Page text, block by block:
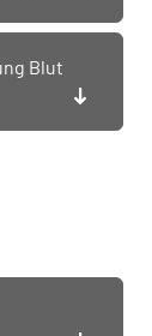
Blut